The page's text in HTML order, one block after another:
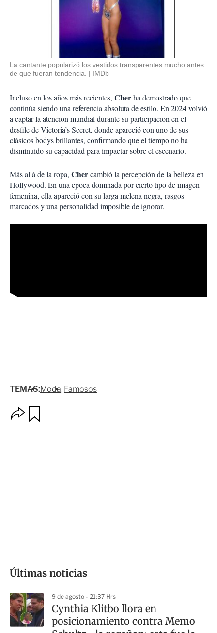
La cantante popularizó los vestidos transparentes mucho antes
de que fueran tendencia.
IMDb
Incluso en los años más recientes, Cherha demostrado que
continúa siendo una referencia absoluta de estilo. En 2024 volvió
a captar la atención mundial durante su participación en el
desfile de Victoria’s Secret, donde apareció con uno de sus
clásicos bodys brillantes, confirmando que el tiempo no ha
disminuido su capacidad para impactar sobre el escenario.
Más allá de la ropa, Chercambió la percepción de la belleza en
Hollywood. En una época dominada por cierto tipo de imagen
femenina, ella apareció con su larga melena negra, rasgos
marcados y una personalidad imposible de ignorar.
TEMAS:Moda Famosos
p
m
a
r
t
Últimas noticias
9 de agosto - 21:37 Hrs
Cynthia Klitbo llora en
posicionamiento contra Memo